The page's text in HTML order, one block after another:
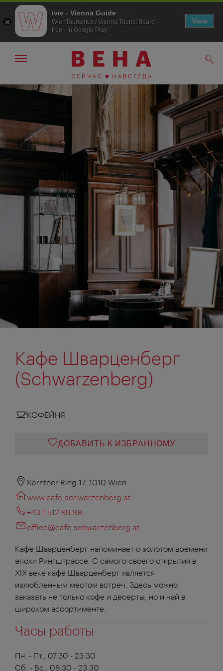
К
К
Показать/
навигации
Кафе Шварценберг
(Schwarzenberg)
КОФЕЙНЯ
ДОБАВИТЬ К ИЗБРАННОМУ
Kärntner Ring 17, 1010 Wien
www.cafe-schwarzenberg.at
+43 1 512 89 98
office@cafe-schwarzenberg.at
Кафе Шварценберг напоминает о золотом времени
эпохи Рингштрассе. С самого своего открытия в
XIX веке кафе Шварценберг является
излюбленным местом встреч. Здесь можно
заказать не только кофе и десерты, но и чай в
широком ассортименте.
Часы работы
Пн. - Пт., 07:30 - 23:30
Сб. - Вс., 08:30 - 23:30
ivie - Vienna Guide
WienTourismus / Vienna Tourist Board
free - In Google Play
View